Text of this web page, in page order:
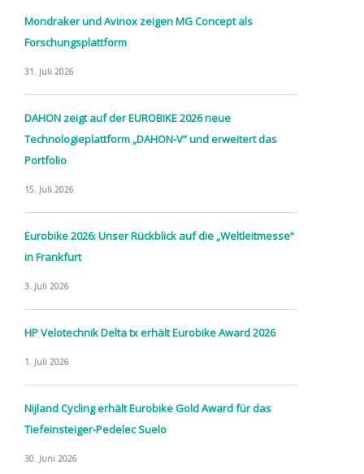
Mondraker und Avinox zeigen MG Concept als
Forschungsplattform
31. Juli 2026
DAHON zeigt auf der EUROBIKE 2026 neue
Technologieplattform „DAHON-V“ und erweitert das
Portfolio
15. Juli 2026
Eurobike 2026: Unser Rückblick auf die „Weltleitmesse“
in Frankfurt
3. Juli 2026
HP Velotechnik Delta tx erhält Eurobike Award 2026
1. Juli 2026
Nijland Cycling erhält Eurobike Gold Award für das
Tiefeinsteiger-Pedelec Suelo
30. Juni 2026